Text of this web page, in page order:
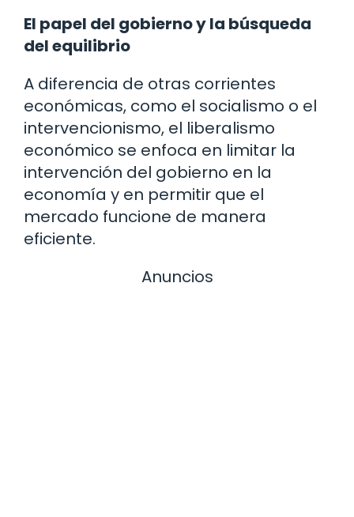
El papel del gobierno y la búsqueda
del equilibrio
A diferencia de otras corrientes
económicas, como el socialismo o el
intervencionismo, el liberalismo
económico se enfoca en limitar la
intervención del gobierno en la
economía y en permitir que el
mercado funcione de manera
eficiente.
Anuncios